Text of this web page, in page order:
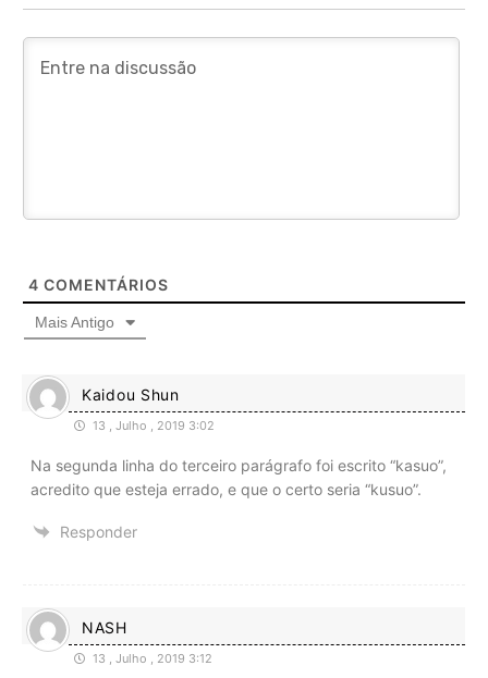
4 COMENTÁRIOS
Mais Antigo
Kaidou Shun
13 , Julho , 2019 3:02
Na segunda linha do terceiro parágrafo foi escrito “kasuo”,
acredito que esteja errado, e que o certo seria “kusuo”.
Responder
NASH
13 , Julho , 2019 3:12